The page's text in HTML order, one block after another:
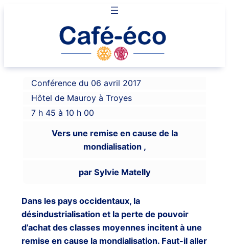
Conférence du 06 avril 2017
Hôtel de Mauroy à Troyes
7 h 45 à 10 h 00
Vers une remise en cause de la
mondialisation ,
par Sylvie Matelly
Dans les pays occidentaux, la
désindustrialisation et la perte de pouvoir
d’achat des classes moyennes incitent à une
remise en cause la mondialisation. Faut-il aller